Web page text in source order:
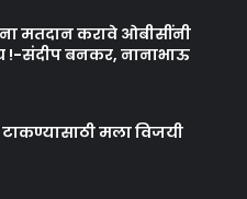
मतदान करावे ओबीसींनी
!-संदीप बनकर, नानाभाऊ
मला विजयी